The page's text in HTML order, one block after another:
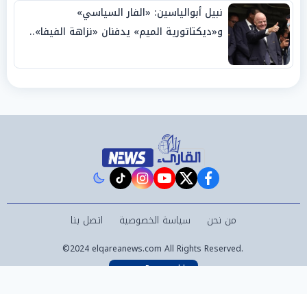
نبيل أبوالياسين: «الفار السياسي»
و«ديكتاتورية الميم» يدفنان «نزاهة الفيفا»..
facebook
twitter
youtube
instagram
tiktok
من نحن سياسة الخصوصية اتصل بنا
©2024 elqareanews.com All Rights Reserved.
Powered by